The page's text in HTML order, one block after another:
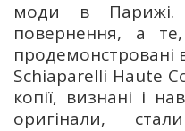
моди в
повернення, а
продемонстровані
Schiaparelli Haute
копії, визнані і
оригінали,